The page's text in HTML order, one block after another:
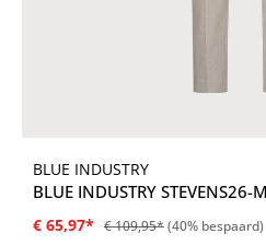
BLUE INDUSTRY
BLUE INDUSTRY
€ 65,97* € 109,95*(40% bespaard)